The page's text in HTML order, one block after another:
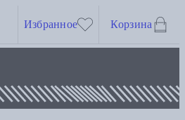
Избранное Корзина